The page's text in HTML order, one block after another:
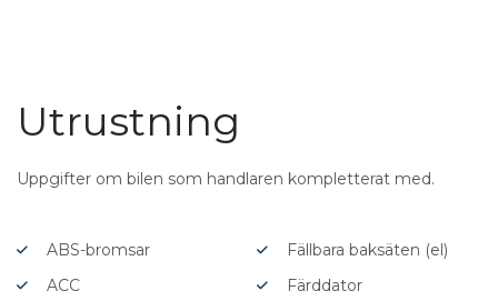
Utrustning
Uppgifter om bilen som handlaren kompletterat med.
ABS-bromsar
ACC
Fällbara baksäten (el)
Färddator